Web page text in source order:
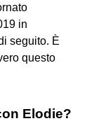
in
seguito. È
questo
Elodie?